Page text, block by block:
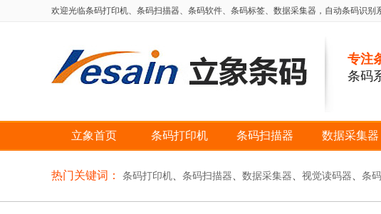
欢迎光临条码打印机、条码扫描器、条码软件、条码标签、数据采集器，自动条码识别
专注
条码
立象首页 条码打印机 条码扫描器 数据采集器
热门关键词： 条码打印机、 条码扫描器、 数据采集器、 视觉读码器、 条